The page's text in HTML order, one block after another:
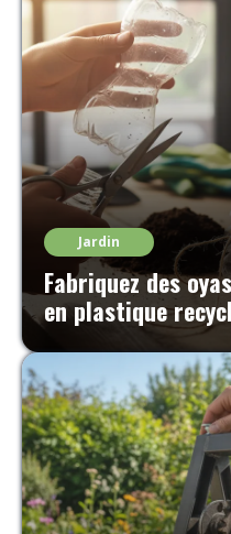
Jardin
Fabriquez des
en plastique